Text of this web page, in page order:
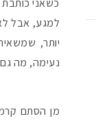
כשאני
למגע, אבל
יותר,
נעימה, מה
מן הסתם